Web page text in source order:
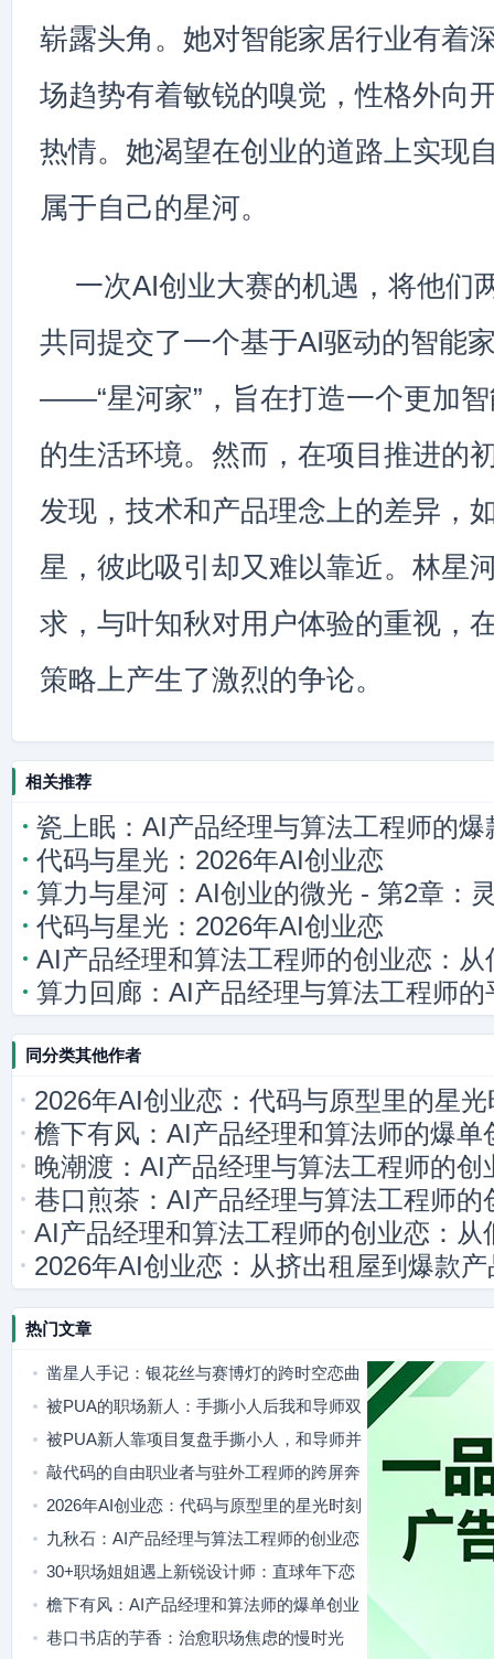
崭露头角。她对智能家居行业有着
场趋势有着敏锐的嗅觉，性格外向
热情。她渴望在创业的道路上实现
属于自己的星河。
一次AI创业大赛的机遇，将他们
共同提交了一个基于AI驱动的智能
——“星河家”，旨在打造一个更加
的生活环境。然而，在项目推进的
发现，技术和产品理念上的差异，
星，彼此吸引却又难以靠近。林星
求，与叶知秋对用户体验的重视，
策略上产生了激烈的争论。
相关推荐
瓷上眠：AI产品经理与算法工程师的爆
代码与星光：2026年AI创业恋
算力与星河：AI创业的微光 - 第2章：
代码与星光：2026年AI创业恋
AI产品经理和算法工程师的创业恋：
算力回廊：AI产品经理与算法工程师的
同分类其他作者
2026年AI创业恋：代码与原型里的星光
檐下有风：AI产品经理和算法师的爆单
晚潮渡：AI产品经理与算法工程师的创
巷口煎茶：AI产品经理与算法工程师的
AI产品经理和算法工程师的创业恋：从
2026年AI创业恋：从挤出租屋到爆款
热门文章
凿星人手记：银花丝与赛博灯的跨时空恋曲
被PUA的职场新人：手撕小人后我和导师双
向奔赴
被PUA新人靠项目复盘手撕小人，和导师并
肩站稳脚跟
敲代码的自由职业者与驻外工程师的跨屏奔
赴
2026年AI创业恋：代码与原型里的星光时刻
九秋石：AI产品经理与算法工程师的创业恋
歌
30+职场姐姐遇上新锐设计师：直球年下恋
治愈年龄焦虑
檐下有风：AI产品经理和算法师的爆单创业
日常
巷口书店的芋香：治愈职场焦虑的慢时光